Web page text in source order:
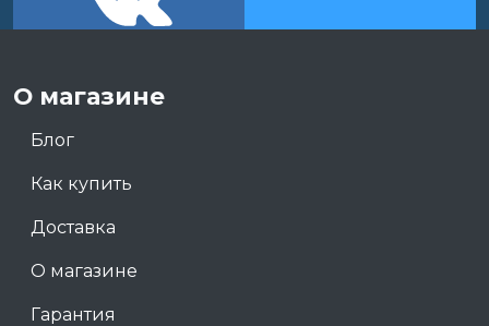
О магазине
Блог
Как купить
Доставка
О магазине
Гарантия